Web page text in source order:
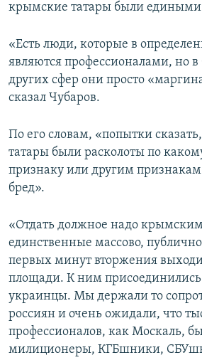
крымские татары были
«Есть люди, которые в
являются профессионалами, но
других сфер они просто
сказал Чубаров.
По его словам, «попытки
татары были расколоты по
признаку или другим признакам
бред».
«Отдать должное надо
единственные массово,
первых минут вторжения
площади. К ним присоединились
украинцы. Мы держали то
россиян и очень ожидали, что
профессионалов, как Москаль,
милиционеры, КГБшники,